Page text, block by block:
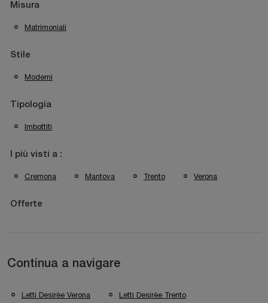
Misura
Matrimoniali
Stile
Moderni
Tipologia
Imbottiti
I più visti a :
Cremona Mantova Trento Verona
Offerte
Continua a navigare
Letti Desirèe Verona Letti Desirèe Trento